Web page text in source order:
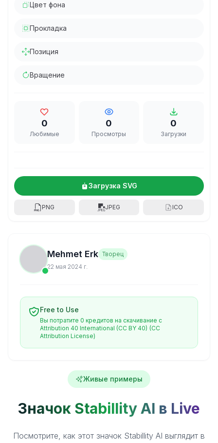
Цвет фона
Прокладка
Позиция
Вращение
0
Любимые
0
Просмотры
0
Загрузки
Загрузка SVG
PNG JPEG ICO
Mehmet Erk Творец
22 мая 2024 г.
Free to Use
Вы потратите 0 кредитов на скачивание с
Attribution 40 International (CC BY 40) (CC
Attribution License)
Живые примеры
Значок Stabillity AI в Live
Посмотрите, как этот значок Stabillity AI выглядит в